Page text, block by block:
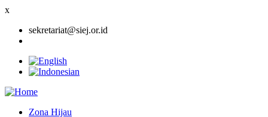
x
sekretariat@siej.or.id
Zona Hijau